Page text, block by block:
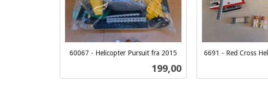
60067 - Helicopter Pursuit fra 2015
Pris
199,00
6691 - Red Cross